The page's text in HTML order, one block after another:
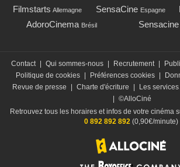
Filmstarts Allemagne SensaCine Espagne
AdoroCinema Brésil
Contact Qui sommes-nous Recrutement
Politique de cookies
Préférences cookies
Revue de presse
Charte d'écriture Les
©AlloCiné
Retrouvez tous les horaires et infos de votre cinéma
0 892 892 892(0,90€/minute)